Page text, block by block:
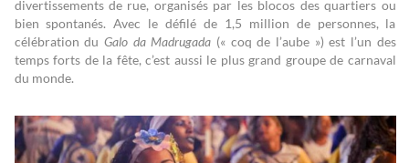
divertissements de rue, organisés par les blocos des quartiers ou
bien spontanés. Avec le défilé de 1,5 million de personnes, la
célébration du Galo da Madrugada (« coq de l’aube ») est l’un des
temps forts de la fête, c’est aussi le plus grand groupe de carnaval
du monde.